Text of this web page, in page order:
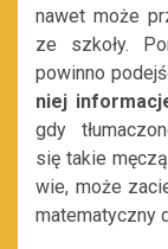
nawet może
ze szkoły.
powinno
niej
gdy
siętakiemęczą
wie, może
matematyczny